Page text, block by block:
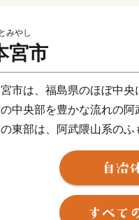
みやし
宮市
市は、福島県のほぼ中央
中央部を豊かな流れの阿
東部は、阿武隈山系のふ
るやかな丘陵地が起伏す
もとみや」は農業・工業
然がたくさん、お祭り大好
にかと便利でちょうどい